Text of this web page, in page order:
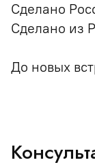
Сделано
Сделано из
До новых